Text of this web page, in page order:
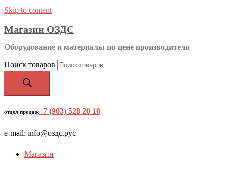
Skip to content
Магазин ОЗДС
Оборудование и материалы по цене производителя
Поиск товаров
отдел продаж+7 (903) 528 20 10
e-mail: info@оздс.рус
Магазин